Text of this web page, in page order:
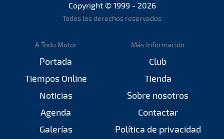
Copyright © 1999 - 2026
Todos los derechos reservados
A Todo Motor
Portada
Tiempos Online
Noticias
Agenda
Galerías
Más Información
Club
Tienda
Sobre nosotros
Contactar
Política de privacidad